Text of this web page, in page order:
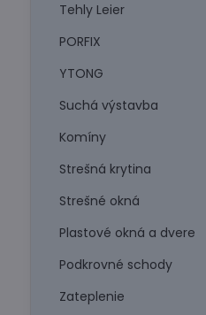
Tehly Leier
PORFIX
YTONG
Suchá výstavba
Komíny
Strešná krytina
Strešné okná
Plastové okná a dvere
Podkrovné schody
Zateplenie